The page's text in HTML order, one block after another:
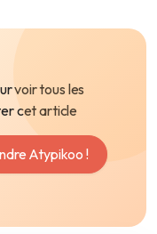
voir tous les
cet article
Atypikoo !